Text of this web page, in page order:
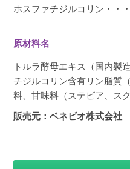
ホスファチジルコリン・・
原材料名
トルラ酵母エキス（国内製
チジルコリン含有リン脂質
料、甘味料（ステビア、ス
販売元：ベネビオ株式会